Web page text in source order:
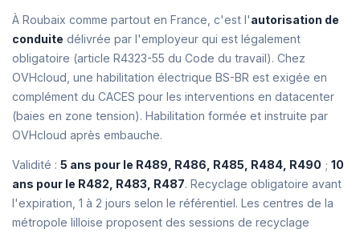
À Roubaix comme partout en France, c'est l'autorisation de
conduite délivrée par l'employeur qui est légalement
obligatoire (article R4323-55 du Code du travail). Chez
OVHcloud, une habilitation électrique BS-BR est exigée en
complément du CACES pour les interventions en datacenter
(baies en zone tension). Habilitation formée et instruite par
OVHcloud après embauche.
Validité : 5 ans pour le R489, R486, R485, R484, R490 ; 10
ans pour le R482, R483, R487. Recyclage obligatoire avant
l'expiration, 1 à 2 jours selon le référentiel. Les centres de la
métropole lilloise proposent des sessions de recyclage